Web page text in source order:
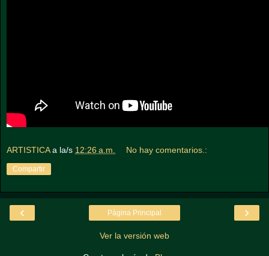
ARTISTICA a la/s 12:26 a.m. No hay comentarios.:
Compartir
‹ ›
Página Principal
Ver la versión web